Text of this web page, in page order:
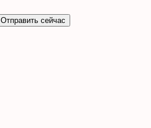
Отправить сейчас